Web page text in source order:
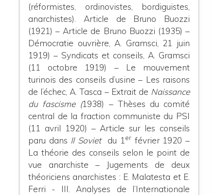
(réformistes, ordinovistes, bordiguistes,
anarchistes). Article de Bruno Buozzi
(1921) – Article de Bruno Buozzi (1935) –
Démocratie ouvrière, A. Gramsci, 21 juin
1919) – Syndicats et conseils, A. Gramsci
(11 octobre 1919) – Le mouvement
turinois des conseils d’usine – Les raisons
de l’échec, A. Tasca – Extrait de Naissance
du fascisme (1938) – Thèses du comité
central de la fraction communiste du PSI
(11 avril 1920) – Article sur les conseils
paru dans Il Soviet du 1 erfévrier 1920 –
La théorie des conseils selon le point de
vue anarchiste – Jugements de deux
théoriciens anarchistes : E. Malatesta et E.
Ferri - III. Analyses de l’Internationale